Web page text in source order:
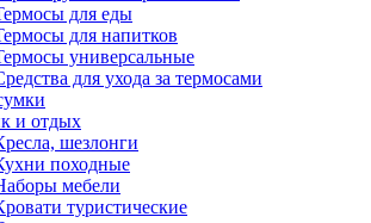
для еды
для напитков
универсальные
для ухода за термосами
и отдых
шезлонги
походные
мебели
туристические